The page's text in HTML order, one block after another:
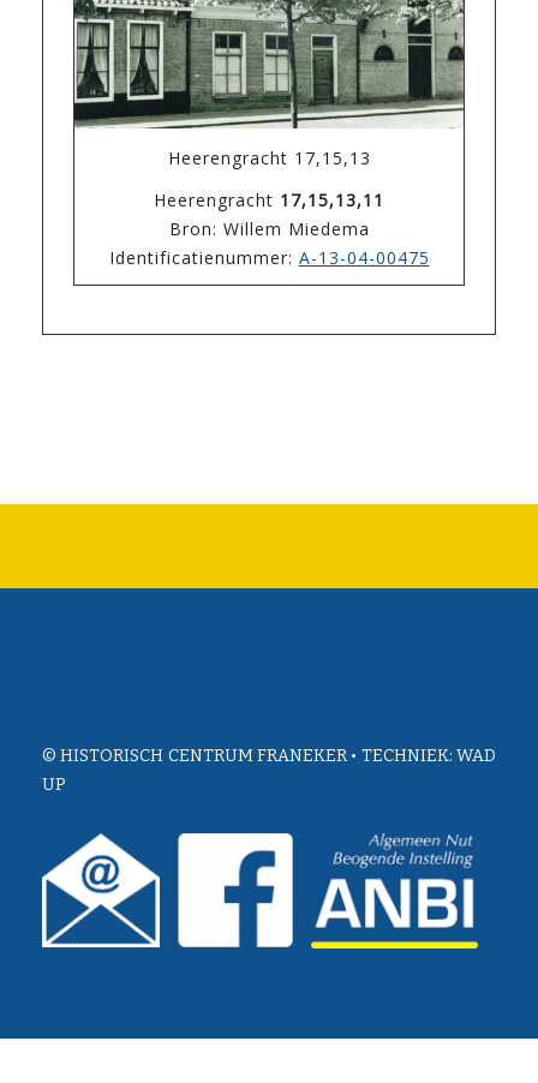
Heerengracht 17,15,13
Heerengracht 17,15,13,11
Bron: Willem Miedema
Identificatienummer: A-13-04-00475
© HISTORISCH CENTRUM FRANEKER • TECHNIEK: WAD
UP